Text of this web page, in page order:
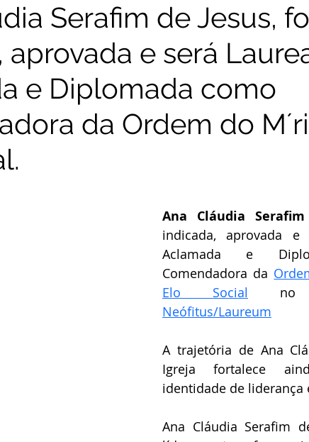
Serafim de Jesus,
aprovada e será
e Diplomada como
da Ordem do
Ana Cláudia
indicada, aprovada e
Aclamada e
Comendadora da
Elo Social
Neófitus/Laureum
A trajetória de Ana
Igreja fortalece
identidade de liderança
Ana Cláudia Serafim